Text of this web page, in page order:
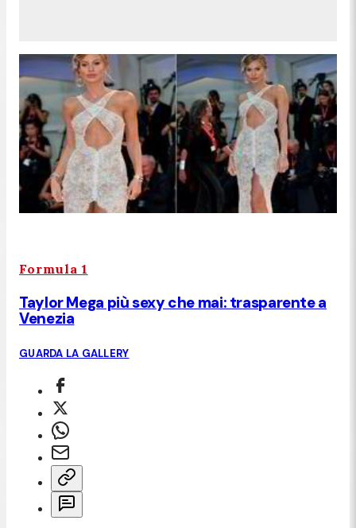
Formula 1
Taylor Mega più sexy che mai: trasparente a
Venezia
GUARDA LA GALLERY